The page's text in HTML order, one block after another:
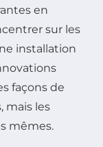
en
sur les
installation
façons de
mais les
mêmes.